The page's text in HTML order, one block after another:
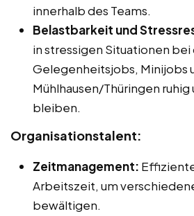
innerhalb des Teams.
Belastbarkeit und
in stressigen Situationen bei
Gelegenheitsjobs, Minijobs
Mühlhausen/Thüringen
bleiben.
Organisationstalent:
Zeitmanagement:
Arbeitszeit, um
bewältigen.